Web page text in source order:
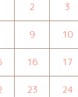
2 3
9 10
16 17
23 24